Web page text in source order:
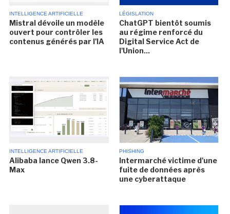
INTELLIGENCE ARTIFICIELLE
Mistral dévoile un modèle
ouvert pour contrôler les
contenus générés par l'IA
LÉGISLATION
ChatGPT bientôt soumis
au régime renforcé du
Digital Service Act de
l'Union...
INTELLIGENCE ARTIFICIELLE
Alibaba lance Qwen 3.8-
Max
PHISHING
Intermarché victime d'une
fuite de données après
une cyberattaque